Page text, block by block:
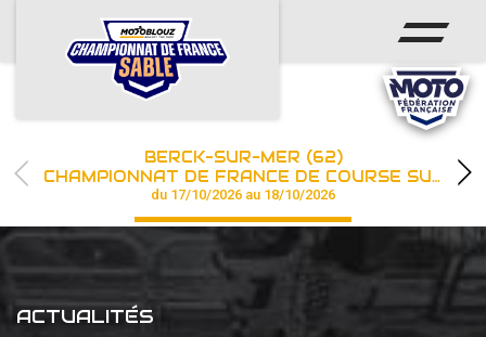
ACCUEIL
ACTUS
CHAMPIONNAT
RÉSULTATS
PHOTOS / WEB TV
PARTENAIRES
BERCK-SUR-MER (62)
CHAMPIONNAT DE FRANCE DE COURSE SUR SABLE
du 17/10/2026 au 18/10/2026
ACTUALITÉS